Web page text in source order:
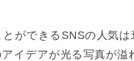
ができるSNSの人気
イデアが光る写真が溢